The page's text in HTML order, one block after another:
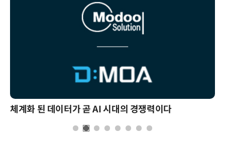
체계화 된 데이터가 곧 AI 시대의 경쟁력이다